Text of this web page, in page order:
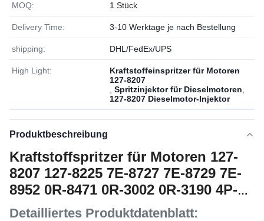
MOQ: 1 Stück
Delivery Time: 3-10 Werktage je nach Bestellung
shipping: DHL/FedEx/UPS
High Light:
Kraftstoffeinspritzer für Motoren
127-8207
Spritzinjektor für Dieselmotoren
127-8207 Dieselmotor-Injektor
Produktbeschreibung
Kraftstoffspritzer für Motoren 127-
8207 127-8225 7E-8727 7E-8729 7E-
8952 0R-8471 0R-3002 0R-3190 4P-
2995 0R-8682
Detailliertes Produktdatenblatt: